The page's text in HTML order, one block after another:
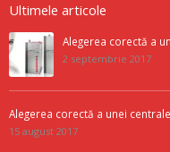
Ultimele articole
Alegerea corectă a
2 septembrie 2017
Alegerea corectă a unei
15 august 2017